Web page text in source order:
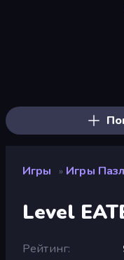
Игры » Игры
Level
Рейтинг